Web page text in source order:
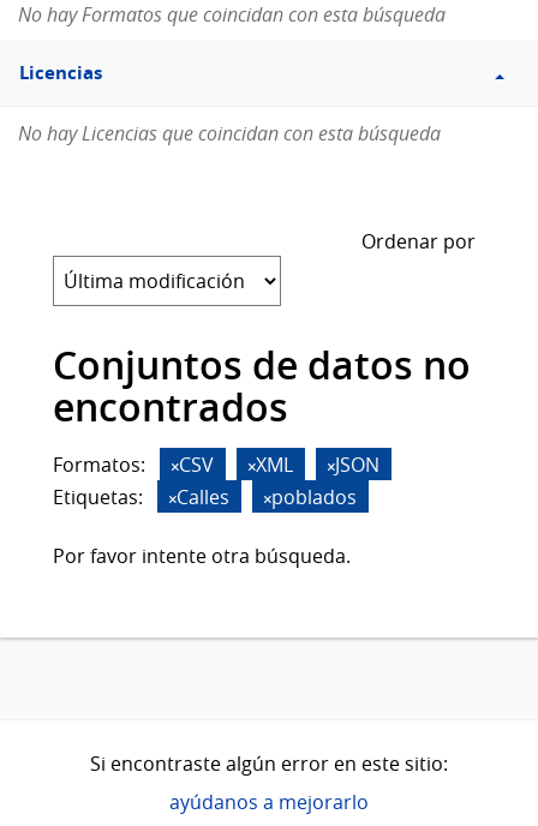
No hay Formatos que coincidan con esta búsqueda
Filtro
Licencias
Licencias
No hay Licencias que coincidan con esta búsqueda
Ordenar por
Conjuntos de datos no
encontrados
Formatos: CSV XML
JSON
Etiquetas:
Calles poblados
Por favor intente otra búsqueda.
Si encontraste algún error en este sitio:
ayúdanos a mejorarlo